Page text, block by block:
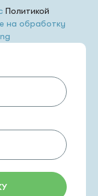
Политикой
на обработку